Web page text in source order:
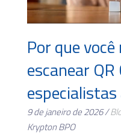
Por que
escanear
9 de janeiro de 2026 /
Krypton BPO